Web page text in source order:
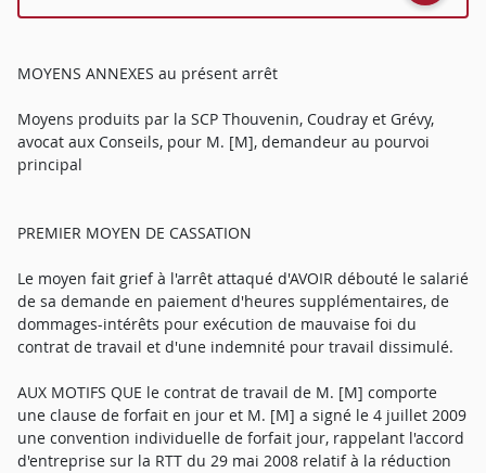
MOYENS ANNEXES au présent arrêt
Moyens produits par la SCP Thouvenin, Coudray et Grévy,
avocat aux Conseils, pour M. [M], demandeur au pourvoi
principal
PREMIER MOYEN DE CASSATION
Le moyen fait grief à l'arrêt attaqué d'AVOIR débouté le salarié
de sa demande en paiement d'heures supplémentaires, de
dommages-intérêts pour exécution de mauvaise foi du
contrat de travail et d'une indemnité pour travail dissimulé.
AUX MOTIFS QUE le contrat de travail de M. [M] comporte
une clause de forfait en jour et M. [M] a signé le 4 juillet 2009
une convention individuelle de forfait jour, rappelant l'accord
d'entreprise sur la RTT du 29 mai 2008 relatif à la réduction